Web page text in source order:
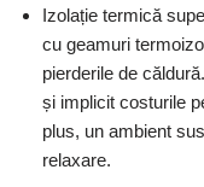
Izolație termică
cu geamuri
pierderile de
și implicit costurile
plus, un ambient
relaxare.